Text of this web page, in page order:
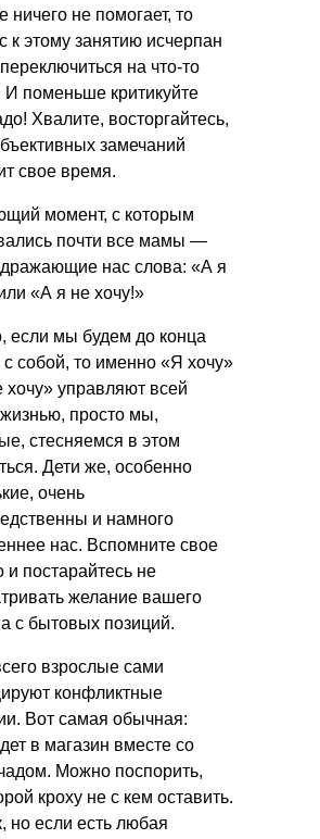
ничего не помогает, то
к этому занятию исчерпан
на что-то
И поменьше критикуйте
Хвалите, восторгайтесь,
замечаний
свое время.
момент, с которым
почти все мамы —
нас слова: «А я
«А я не хочу!»
если мы будем до конца
с собой, то именно «Я хочу»
хочу» управляют всей
просто мы,
стесняемся в этом
Дети же, особенно
очень
и намного
нас. Вспомните свое
и постарайтесь не
желание вашего
с бытовых позиций.
взрослые сами
конфликтные
Вот самая обычная:
в магазин вместе со
Можно поспорить,
кроху не с кем оставить.
но если есть любая